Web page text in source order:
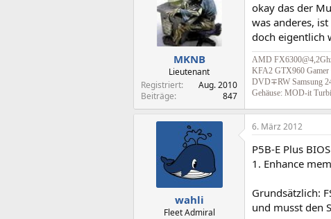
MKNB
Lieutenant
Registriert
Aug. 2010
Beiträge
847
okay das der
was anderes,
doch eigentlich
AMD
KFA2 GTX960
DVD∓RW Samsung
Gehäuse: MOD-it
wahli
Fleet Admiral
6. März 2012
P5B-E Plus
1. Enhance
Grundsätzlich:
und musst den